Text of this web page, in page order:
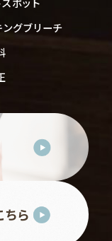
グブリーチ
ら